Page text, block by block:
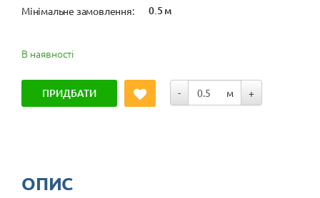
Мінімальне замовлення: 0.5 м
В наявності
ПРИДБАТИ - м +
ОПИС